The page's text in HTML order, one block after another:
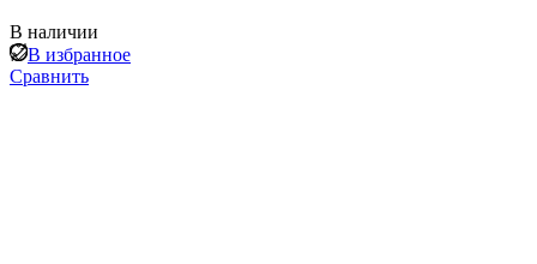
В наличии
В избранное
Сравнить